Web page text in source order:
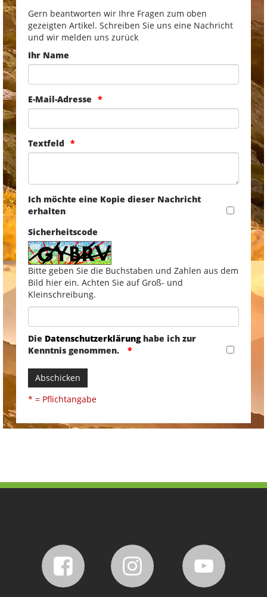
Gern beantworten wir Ihre Fragen zum oben
gezeigten Artikel. Schreiben Sie uns eine Nachricht
und wir melden uns zurück
Ihr Name
E-Mail-Adresse
Textfeld
Ich möchte eine Kopie dieser Nachricht
erhalten
Sicherheitscode
Bitte geben Sie die Buchstaben und Zahlen aus dem
Bild hier ein. Achten Sie auf Groß- und
Kleinschreibung.
Die Datenschutzerklärunghabe ich zur
Kenntnis genommen.
Abschicken
* = Pflichtangabe